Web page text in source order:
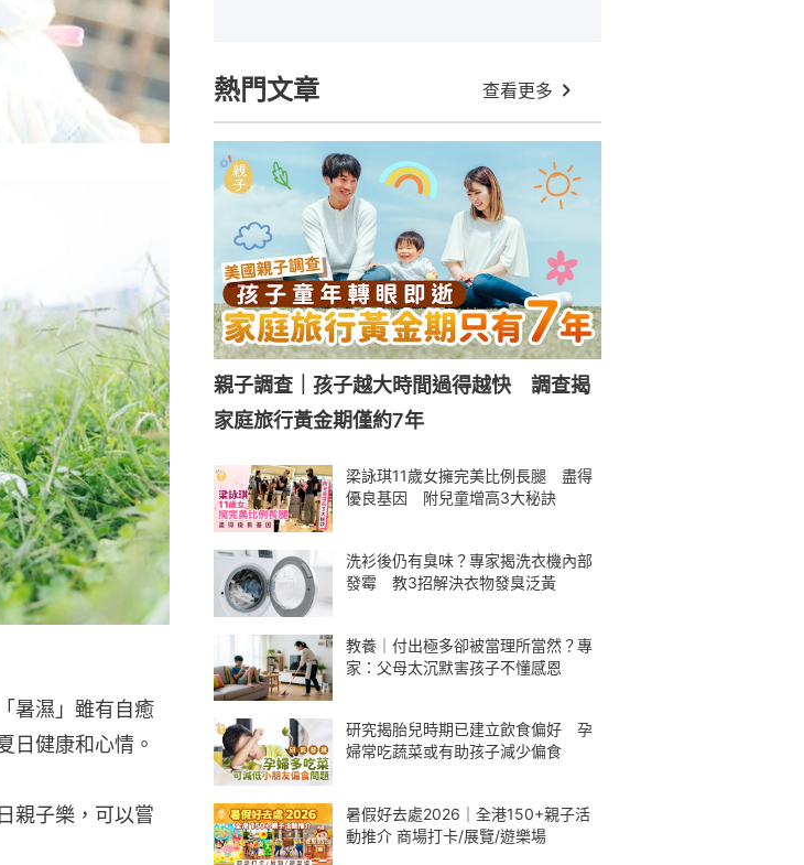
暑濕」雖有自癒
日健康和心情。
親子樂，可以嘗
熱門文章 查看更多
親子調查｜孩子越大時間過得越快 調查揭
家庭旅行黃金期僅約7年
梁詠琪11歲女擁完美比例長腿 盡得
優良基因 附兒童增高3大秘訣
洗衫後仍有臭味？專家揭洗衣機內部
發霉 教3招解決衣物發臭泛黃
教養｜付出極多卻被當理所當然？專
家：父母太沉默害孩子不懂感恩
研究揭胎兒時期已建立飲食偏好 孕
婦常吃蔬菜或有助孩子減少偏食
暑假好去處2026｜全港150+親子活
動推介 商場打卡/展覽/遊樂場